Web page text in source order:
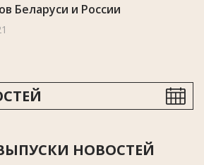
Беларуси и России
НОВОСТЕЙ